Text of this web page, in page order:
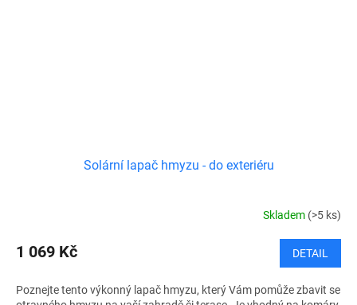
Solární lapač hmyzu - do exteriéru
Skladem (>5 ks)
1 069 Kč DETAIL
Poznejte tento výkonný lapač hmyzu, který Vám pomůže zbavit se